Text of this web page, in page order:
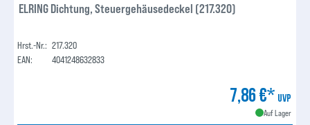
ELRING Dichtung, Steuergehäusedeckel (217.320)
Hrst.-Nr.: 217.320
EAN:
4041248632833
7,86 €* UVP
Auf Lager